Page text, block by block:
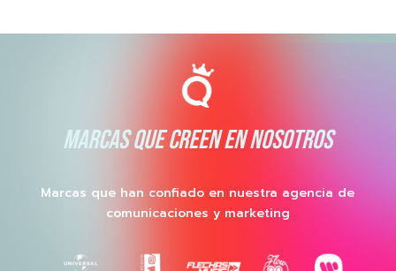
MARCAS QUE CREEN EN NOSOTROS
Marcas que han confiado en nuestra agencia de
comunicaciones y marketing